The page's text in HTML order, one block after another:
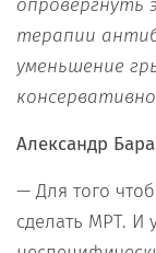
терапии
уменьшение
Александр
— Для того
сделать МРТ. И